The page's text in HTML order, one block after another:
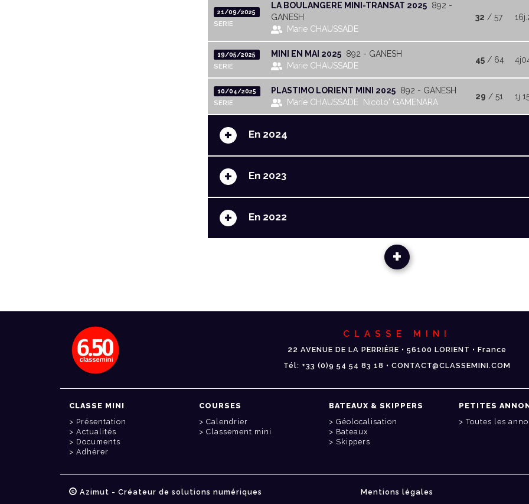
21/09/2025
SERIE
LA BOULANGERE MINI-TRANSAT 2025 892 -
GANESH
Marie CHAUSSADE
32 / 57
19/05/2025
SERIE
MINI EN MAI 2025 892 - GANESH
Marie CHAUSSADE
45 / 64
10/04/2025
SERIE
PLASTIMO LORIENT MINI 2025 892 - GANESH
Marie CHAUSSADE
Nicolo' GAMENARA
29 / 51 1j
+ En 2024
+ En 2023
+ En 2022
+
CLASSE MINI
22 AVENUE DE LA PERRIÈRE • 56100 LORIENT • France
Tél: +33 (0)9 54 54 83 18 • CONTACT@CLASSEMINI.COM
CLASSE MINI
Présentation
Actualités
Documents
Adhérer
COURSES
Calendrier
Classement mini
BATEAUX & SKIPPERS
Géolocalisation
Bateaux
Skippers
PETITES
Toutes les
Azimut - Créateur de solutions numériques Mentions légales